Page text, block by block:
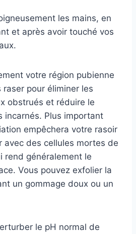
les mains, en
et après avoir touché vos
votre région pubienne
raser pour éliminer les
obstrués et réduire le
incarnés. Plus important
empêchera votre rasoir
avec des cellules mortes de
rend généralement le
Vous pouvez exfolier la
un gommage doux ou un
le pH normal de